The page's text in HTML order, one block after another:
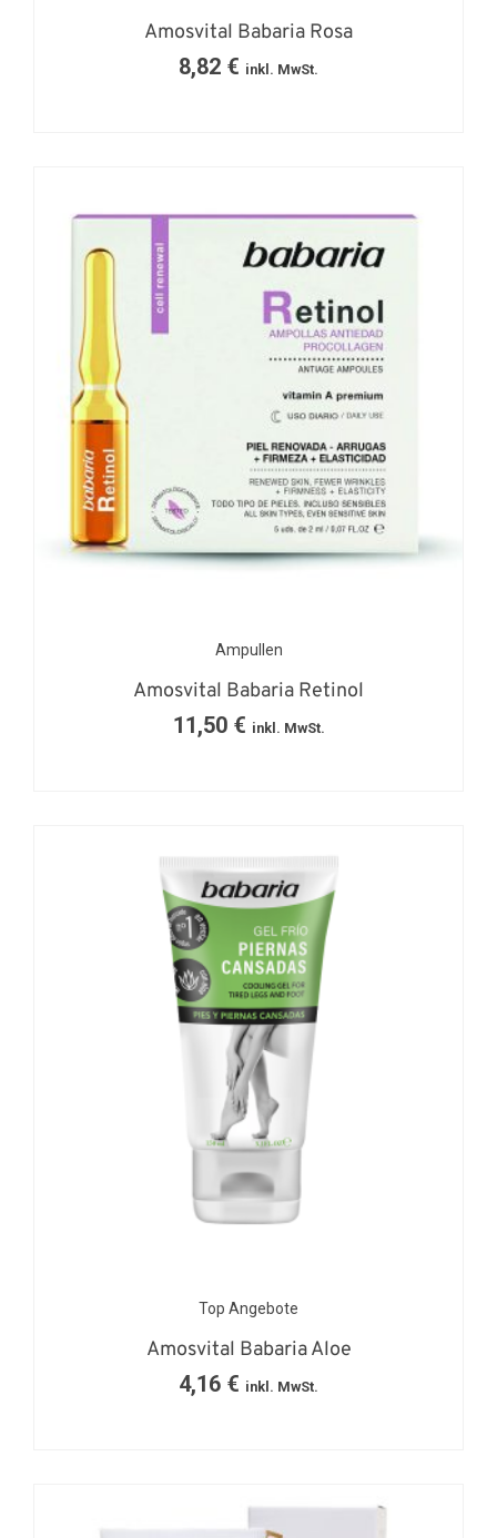
Amosvital Babaria Rosa
8,82 € inkl. MwSt.
Ampullen
Amosvital Babaria Retinol
11,50 € inkl. MwSt.
Top Angebote
Amosvital Babaria Aloe
4,16 € inkl. MwSt.